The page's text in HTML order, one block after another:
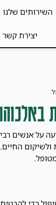
השירותים שלנו
יצירת קשר
על אנשים
החיים.